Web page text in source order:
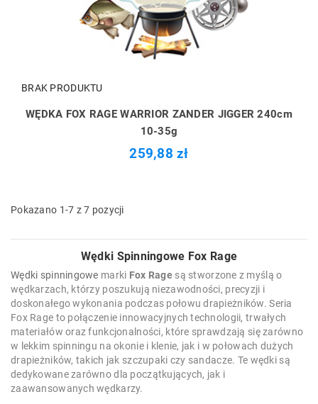
BRAK PRODUKTU
WĘDKA FOX RAGE WARRIOR ZANDER JIGGER 240cm
10-35g
259,88 zł
Pokazano 1-7 z 7 pozycji
Wędki Spinningowe Fox Rage
Wędki spinningowe marki Fox Rage są stworzone z myślą o
wędkarzach, którzy poszukują niezawodności, precyzji i
doskonałego wykonania podczas połowu drapieżników. Seria
Fox Rage to połączenie innowacyjnych technologii, trwałych
materiałów oraz funkcjonalności, które sprawdzają się zarówno
w lekkim spinningu na okonie i klenie, jak i w połowach dużych
drapieżników, takich jak szczupaki czy sandacze. Te wędki są
dedykowane zarówno dla początkujących, jak i
zaawansowanych wędkarzy.